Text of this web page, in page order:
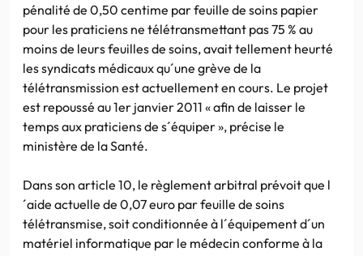
pénalité de 0,50 centime par feuille de soins papier
pour les praticiens ne télétransmettant pas 75 % au
moins de leurs feuilles de soins, avait tellement heurté
les syndicats médicaux qu´une grève de la
télétransmission est actuellement en cours. Le projet
est repoussé au 1er janvier 2011 « afin de laisser le
temps aux praticiens de s´équiper », précise le
ministère de la Santé.
Dans son article 10, le règlement arbitral prévoit que l
´aide actuelle de 0,07 euro par feuille de soins
télétransmise, soit conditionnée à l´équipement d´un
matériel informatique par le médecin conforme à la